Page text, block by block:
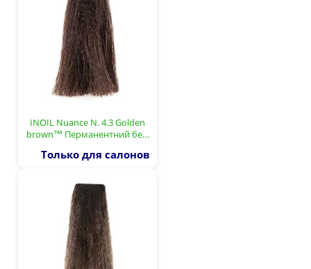
INOIL Nuance N. 4.3 Golden
brown™ Перманентний бе…
Только для салонов